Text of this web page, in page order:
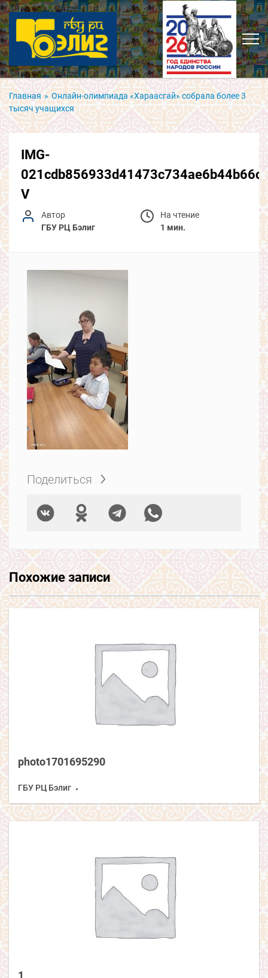
Главная » Онлайн-олимпиада «Хараасгай» собрала более 3
тысяч учащихся
IMG-
021cdb856933d41473c734ae6b44b66c-
V
Автор
ГБУ РЦ Бэлиг
На чтение
1 мин.
Поделиться
Похожие записи
photo1701695290
ГБУ РЦ Бэлиг
1